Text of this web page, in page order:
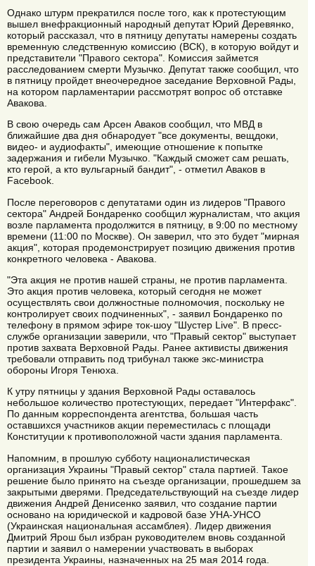
Однако штурм прекратился после того, как к протестующим
вышел внефракционный народный депутат Юрий Деревянко,
который рассказал, что в пятницу депутаты намерены создать
временную следственную комиссию (ВСК), в которую войдут и
представители "Правого сектора". Комиссия займется
расследованием смерти Музычко. Депутат также сообщил, что
в пятницу пройдет внеочередное заседание Верховной Рады,
на котором парламентарии рассмотрят вопрос об отставке
Авакова.
В свою очередь сам Арсен Аваков сообщил, что МВД в
ближайшие два дня обнародует "все документы, вещдоки,
видео- и аудиофакты", имеющие отношение к попытке
задержания и гибели Музычко. "Каждый сможет сам решать,
кто герой, а кто вульгарный бандит", - отметил Аваков в
Facebook.
После переговоров с депутатами один из лидеров "Правого
сектора" Андрей Бондаренко сообщил журналистам, что акция
возле парламента продолжится в пятницу, в 9:00 по местному
времени (11:00 по Москве). Он заверил, что это будет "мирная
акция", которая продемонстрирует позицию движения против
конкретного человека - Авакова.
"Эта акция не против нашей страны, не против парламента.
Это акция против человека, который сегодня не может
осуществлять свои должностные полномочия, поскольку не
контролирует своих подчиненных", - заявил Бондаренко по
телефону в прямом эфире ток-шоу "Шустер Live". В пресс-
службе организации заверили, что "Правый сектор" выступает
против захвата Верховной Рады. Ранее активисты движения
требовали отправить под трибунал также экс-министра
обороны Игоря Тенюха.
К утру пятницы у здания Верховной Рады оставалось
небольшое количество протестующих, передает "Интерфакс".
По данным корреспондента агентства, большая часть
оставшихся участников акции переместилась с площади
Конституции к противоположной части здания парламента.
Напомним, в прошлую субботу националистическая
организация Украины "Правый сектор" стала партией. Такое
решение было принято на съезде организации, прошедшем за
закрытыми дверями. Председательствующий на съезде лидер
движения Андрей Денисенко заявил, что создание партии
основано на юридической и кадровой базе УНА-УНСО
(Украинская национальная ассамблея). Лидер движения
Дмитрий Ярош был избран руководителем вновь созданной
партии и заявил о намерении участвовать в выборах
президента Украины, назначенных на 25 мая 2014 года.